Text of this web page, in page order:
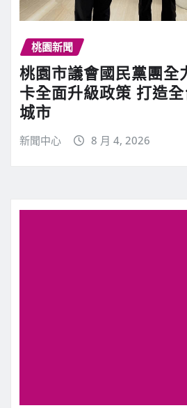
桃園新聞
桃園市議會國民黨團全
卡全面升級政策 打造
城市
新聞中心 8 月 4, 2026